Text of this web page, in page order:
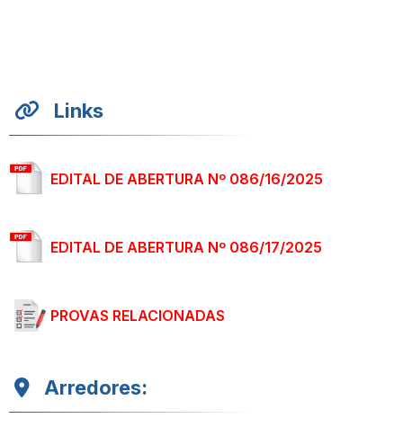
Links
EDITAL DE ABERTURA Nº 086/16/2025
EDITAL DE ABERTURA Nº 086/17/2025
PROVAS RELACIONADAS
Arredores: